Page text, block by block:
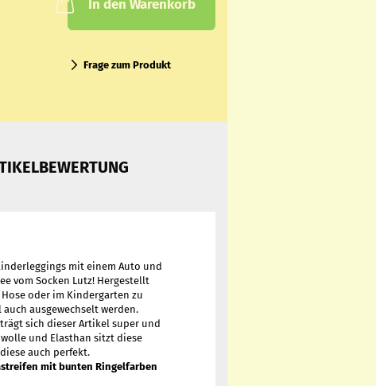
In den Warenkorb
Frage zum Produkt
mit einem Auto und
vom Socken Lutz! Hergestellt
oder im Kindergarten zu
ausgewechselt werden.
sich dieser Artikel super und
und Elasthan sitzt diese
auch perfekt.
mit bunten Ringelfarben